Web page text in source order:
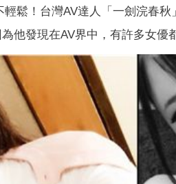
鬆！台灣AV達人「一劍浣春
他發現在AV界中，有許多女優